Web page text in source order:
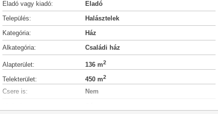
Eladó vagy kiadó:
Eladó
Település:
Halásztelek
Kategória:
Ház
Alkategória:
Családi ház
Alapterület: 136 m2
Telekterület: 450 m2
Csere is:
Nem